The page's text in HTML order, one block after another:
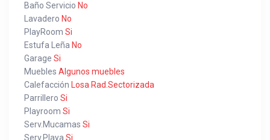
Baño Servicio No
Lavadero No
PlayRoom Si
Estufa Leña No
Garage Si
Muebles Algunos muebles
Calefacción Losa Rad.Sectorizada
Parrillero Si
Playroom Si
Serv.Mucamas Si
Serv.Playa Si